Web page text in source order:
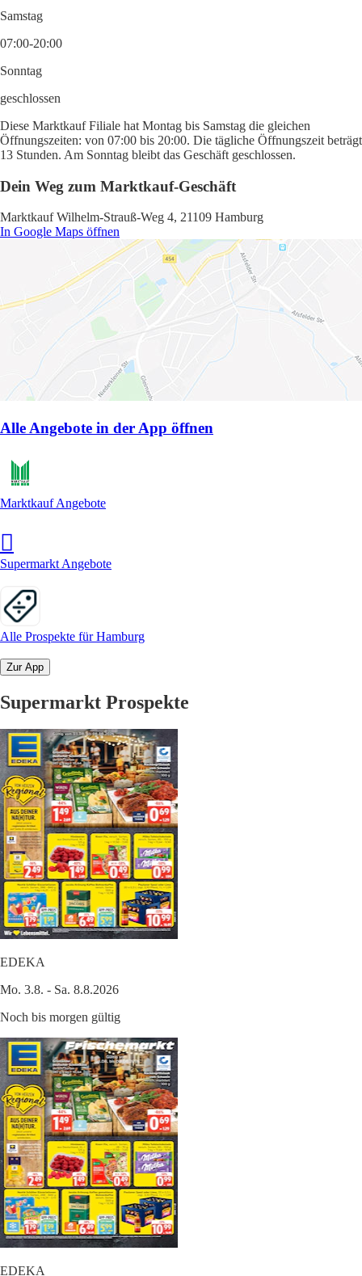
Samstag
07:00-20:00
Sonntag
geschlossen
Diese Marktkauf Filiale hat Montag bis Samstag die gleichen
Öffnungszeiten: von 07:00 bis 20:00. Die tägliche Öffnungszeit beträgt
13 Stunden. Am Sonntag bleibt das Geschäft geschlossen.
Dein Weg zum Marktkauf-Geschäft
Marktkauf Wilhelm-Strauß-Weg 4, 21109 Hamburg
In Google Maps öffnen
Alle Angebote in der App öffnen
Marktkauf Angebote
Supermarkt Angebote
Alle Prospekte für Hamburg
Zur App
Supermarkt Prospekte
EDEKA
Mo. 3.8. - Sa. 8.8.2026
Noch bis morgen gültig
EDEKA